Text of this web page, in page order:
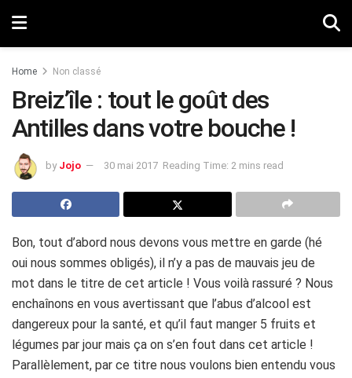
Home Non classé
Breiz’île : tout le goût des
Antilles dans votre bouche !
by Jojo 30 mai 2017 Reading Time: 2 mins read
Bon, tout d’abord nous devons vous mettre en garde (hé
oui nous sommes obligés), il n’y a pas de mauvais jeu de
mot dans le titre de cet article ! Vous voilà rassuré ? Nous
enchaînons en vous avertissant que l’abus d’alcool est
dangereux pour la santé, et qu’il faut manger 5 fruits et
légumes par jour mais ça on s’en fout dans cet article !
Parallèlement, par ce titre nous voulons bien entendu vous